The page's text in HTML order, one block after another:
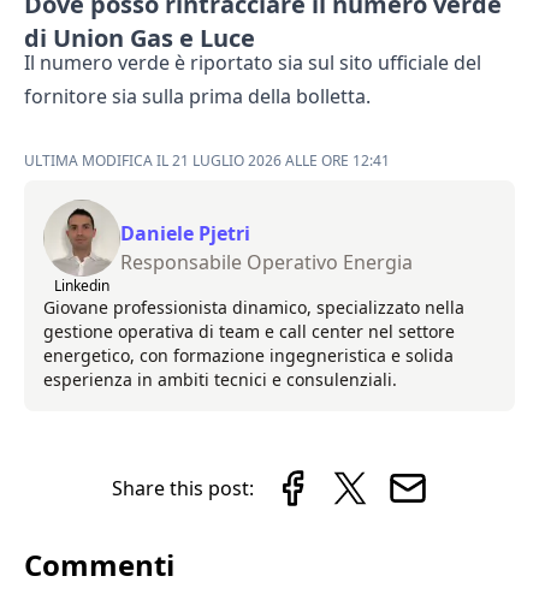
di Union Gas e Luce
Il numero verde è riportato sia sul sito ufficiale del
fornitoresia sulla prima della bolletta.
ULTIMA MODIFICA IL 21 LUGLIO 2026 ALLE ORE 12:41
Linkedin
Daniele Pjetri
Responsabile Operativo Energia
Giovane professionista dinamico, specializzato nella
gestione operativa di team e call center nel settore
energetico, con formazione ingegneristica e solida
esperienza in ambiti tecnici e consulenziali.
Share this post:
Commenti